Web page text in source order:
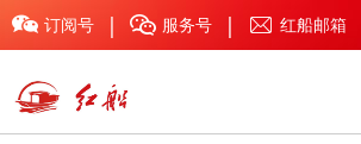
 订阅号 |  服务号 |  红船邮箱